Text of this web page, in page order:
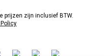
prijzen zijn inclusief BTW.